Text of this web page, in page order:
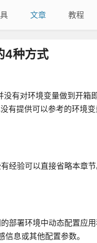
文章 教程
4种方式
有对环境变量做到开箱
提供可以参考的环境变
经验可以直接省略本章节
部署环境中动态配置应
息或其他配置参数。